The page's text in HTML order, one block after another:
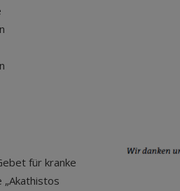
für kranke
„Akathistos